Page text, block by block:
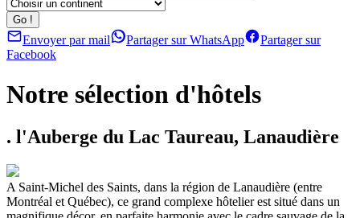
Envoyer par mail Partager sur WhatsApp
Partager sur
Facebook
Notre sélection d'hôtels
. l'Auberge du Lac Taureau, Lanaudière
A Saint-Michel des Saints, dans la région de Lanaudière (entre
Montréal et Québec), ce grand complexe hôtelier est situé dans un